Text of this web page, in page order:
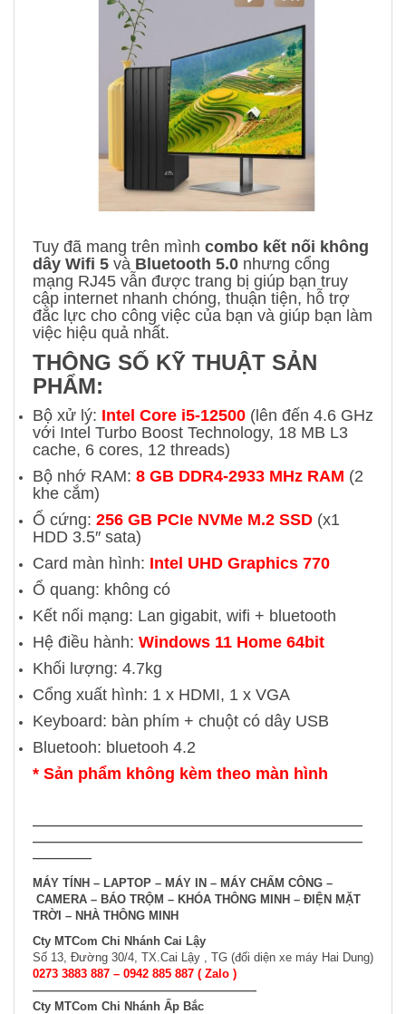
Tuy đã mang trên mình combo kết nối không
dây Wifi 5 và Bluetooth 5.0 nhưng cổng
mạng RJ45 vẫn được trang bị giúp bạn truy
cập internet nhanh chóng, thuận tiện, hỗ trợ
đắc lực cho công việc của bạn và giúp bạn làm
việc hiệu quả nhất.
THÔNG SỐ KỸ THUẬT SẢN
PHẨM:
Bộ xử lý: Intel Core i5-12500 (lên đến 4.6 GHz
với Intel Turbo Boost Technology, 18 MB L3
cache, 6 cores, 12 threads)
Bộ nhớ RAM: 8 GB DDR4-2933 MHz RAM (2
khe cắm)
Ổ cứng: 256 GB PCIe NVMe M.2 SSD (x1
HDD 3.5″ sata)
Card màn hình: Intel UHD Graphics 770
Ổ quang: không có
Kết nối mạng: Lan gigabit, wifi + bluetooth
Hệ điều hành: Windows 11 Home 64bit
Khối lượng: 4.7kg
Cổng xuất hình: 1 x HDMI, 1 x VGA
Keyboard: bàn phím + chuột có dây USB
Bluetooh: bluetooh 4.2
* Sản phẩm không kèm theo màn hình
————————————————————————————
————————————————————————————
—————
MÁY TÍNH – LAPTOP – MÁY IN – MÁY CHẤM CÔNG –
CAMERA – BÁO TRỘM – KHÓA THÔNG MINH – ĐIỆN MẶT
TRỜI – NHÀ THÔNG MINH
Cty MTCom Chi Nhánh Cai Lậy
Số 13, Đường 30/4, TX.Cai Lậy , TG (đối diện xe máy Hai Dung)
0273 3883 887 – 0942 885 887 ( Zalo )
———————————————————
Cty MTCom Chi Nhánh Ấp Bắc